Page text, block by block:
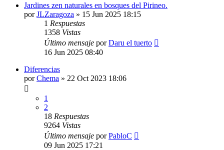
Jardines zen naturales en bosques del Pirineo.
porJLZaragoza » 15 Jun 2025 18:15
1 Respuestas
1358 Vistas
Último mensaje porDaru el tuerto
16 Jun 2025 08:40
Diferencias
porChema » 22 Oct 2023 18:06
1
2
18 Respuestas
9264 Vistas
Último mensaje porPabloC
09 Jun 2025 17:21